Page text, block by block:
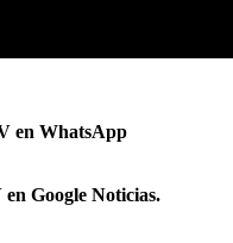
en WhatsApp
Google Noticias.